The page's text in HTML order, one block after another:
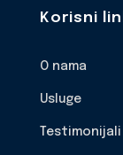
Korisni
O nama
Usluge
Testimonijali